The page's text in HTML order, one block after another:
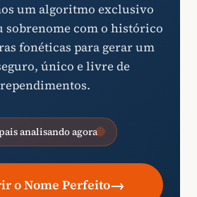
um algoritmo exclusivo
sobrenome com o histórico
fonéticas para gerar um
único e livre de
analisando agora
o Nome Perfeito→